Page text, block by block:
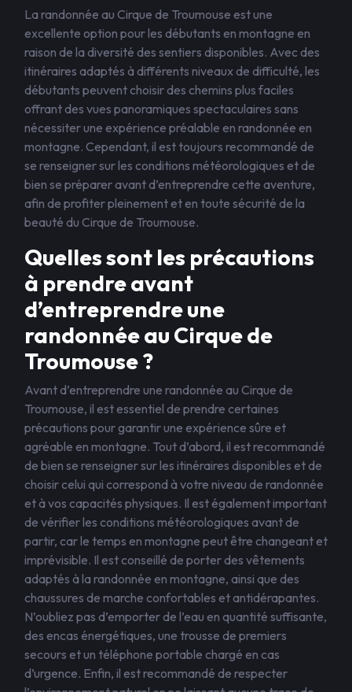
La randonnée au Cirque de Troumouse est une
excellente option pour les débutants en montagne en
raison de la diversité des sentiers disponibles. Avec des
itinéraires adaptés à différents niveaux de difficulté, les
débutants peuvent choisir des chemins plus faciles
offrant des vues panoramiques spectaculaires sans
nécessiter une expérience préalable en randonnée en
montagne. Cependant, il est toujours recommandé de
se renseigner sur les conditions météorologiques et de
bien se préparer avant d’entreprendre cette aventure,
afin de profiter pleinement et en toute sécurité de la
beauté du Cirque de Troumouse.
Quelles sont les précautions
à prendre avant
d’entreprendre une
randonnée au Cirque de
Troumouse ?
Avant d’entreprendre une randonnée au Cirque de
Troumouse, il est essentiel de prendre certaines
précautions pour garantir une expérience sûre et
agréable en montagne. Tout d’abord, il est recommandé
de bien se renseigner sur les itinéraires disponibles et de
choisir celui qui correspond à votre niveau de randonnée
et à vos capacités physiques. Il est également important
de vérifier les conditions météorologiques avant de
partir, car le temps en montagne peut être changeant et
imprévisible. Il est conseillé de porter des vêtements
adaptés à la randonnée en montagne, ainsi que des
chaussures de marche confortables et antidérapantes.
N’oubliez pas d’emporter de l’eau en quantité suffisante,
des encas énergétiques, une trousse de premiers
secours et un téléphone portable chargé en cas
d’urgence. Enfin, il est recommandé de respecter